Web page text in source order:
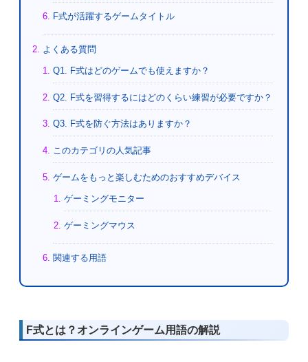
F式が活躍するゲームタイトル
よくある質問
Q1. F式はどのゲームでも使えますか？
Q2. F式を習得するにはどのくらい練習が必要ですか？
Q3. F式を防ぐ方法はありますか？
このカテゴリの人気記事
ゲームをもっと楽しむためのおすすめデバイス
ゲーミングモニター
ゲーミングマウス
関連する用語
F式とは？オンラインゲーム用語の解説